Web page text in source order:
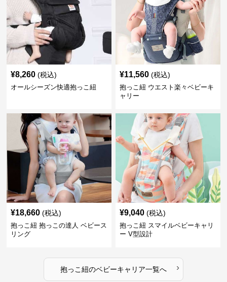
¥8,260 (税込)
オールシーズン快適抱っこ紐
¥11,560 (税込)
抱っこ紐 ウエスト楽々ベビーキ
ャリー
¥18,660 (税込)
抱っこ紐 抱っこの達人 ベビース
リング
¥9,040 (税込)
抱っこ紐 スマイルベビーキャリ
ー V型設計
抱っこ紐のベビーキャリア一覧へ ›